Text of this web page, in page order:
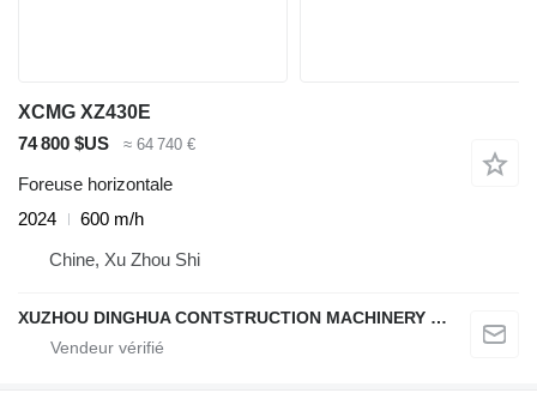
XCMG XZ430E
74 800 $US
≈ 64 740 €
Foreuse horizontale
2024
600 m/h
Chine, Xu Zhou Shi
XUZHOU DINGHUA CONTSTRUCTION MACHINERY CO., LTD.